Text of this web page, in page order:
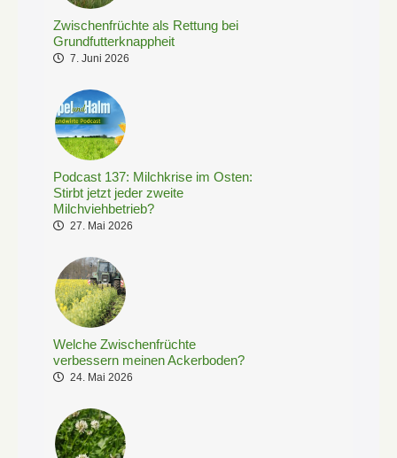
Zwischenfrüchte als Rettung bei
Grundfutterknappheit
7. Juni 2026
Podcast 137: Milchkrise im Osten:
Stirbt jetzt jeder zweite
Milchviehbetrieb?
27. Mai 2026
Welche Zwischenfrüchte
verbessern meinen Ackerboden?
24. Mai 2026